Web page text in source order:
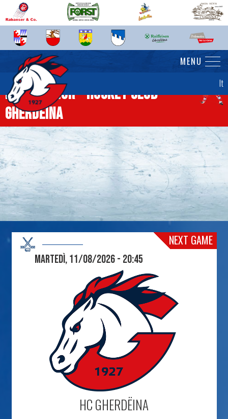
It
MENU
News senior - Hockey Club
Gherdëina
NEXT GAME
Martedì, 11/08/2026 - 20:45
HC GHERDËINA